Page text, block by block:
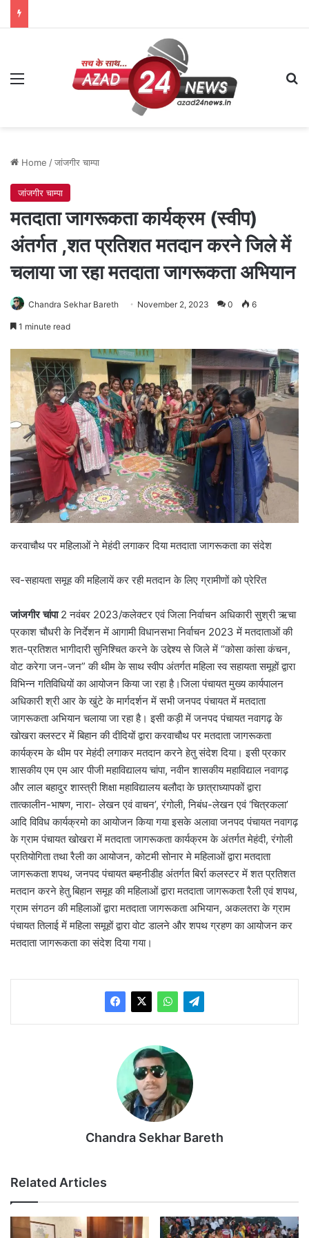
Menu
Home /जांजगीर चाम्पा
जांजगीर चाम्पा
मतदाता जागरूकता कार्यक्रम (स्वीप)
अंतर्गत ,शत प्रतिशत मतदान करने जिले में
चलाया जा रहा मतदाता जागरूकता अभियान
Chandra Sekhar Bareth November 2, 2023 0 6
1 minute read
करवाचौथ पर महिलाओं ने मेहंदी लगाकर दिया मतदाता जागरूकता का संदेश
स्व-सहायता समूह की महिलायें कर रही मतदान के लिए ग्रामीणों को प्रेरित
जांजगीर चांपा2 नवंबर 2023/कलेक्टर एवं जिला निर्वाचन अधिकारी सुश्री ऋचा
प्रकाश चौधरी के निर्देशन में आगामी विधानसभा निर्वाचन 2023 में मतदाताओं की
शत-प्रतिशत भागीदारी सुनिश्चित करने के उद्देश्य से जिले में “कोसा कांसा कंचन,
वोट करेगा जन-जन” की थीम के साथ स्वीप अंतर्गत महिला स्व सहायता समूहों द्वारा
विभिन्न गतिविधियों का आयोजन किया जा रहा है।जिला पंचायत मुख्य कार्यपालन
अधिकारी श्री आर के खुंटे के मार्गदर्शन में सभी जनपद पंचायत में मतदाता
जागरूकता अभियान चलाया जा रहा है। इसी कड़ी में जनपद पंचायत नवागढ़ के
खोखरा क्लस्टर में बिहान की दीदियों द्वारा करवाचौथ पर मतदाता जागरूकता
कार्यक्रम के थीम पर मेहंदी लगाकर मतदान करने हेतु संदेश दिया। इसी प्रकार
शासकीय एम एम आर पीजी महाविद्यालय चांपा, नवीन शासकीय महाविद्याल नवागढ़
और लाल बहादुर शास्त्री शिक्षा महाविद्यालय बलौदा के छात्राध्यापकों द्वारा
तात्कालीन-भाषण, नारा- लेखन एवं वाचन’, रंगोली, निबंध-लेखन एवं ‘चित्रकला’
आदि विविध कार्यक्रमो का आयोजन किया गया इसके अलावा जनपद पंचायत नवागढ़
के ग्राम पंचायत खोखरा में मतदाता जागरूकता कार्यक्रम के अंतर्गत मेहंदी, रंगोली
प्रतियोगिता तथा रैली का आयोजन, कोटमी सोनार मे महिलाओं द्वारा मतदाता
जागरूकता शपथ, जनपद पंचायत बम्हनीडीह अंतर्गत बिर्रा कलस्टर में शत प्रतिशत
मतदान करने हेतु बिहान समूह की महिलाओं द्वारा मतदाता जागरूकता रैली एवं शपथ,
ग्राम संगठन की महिलाओं द्वारा मतदाता जागरूकता अभियान, अकलतरा के ग्राम
पंचायत तिलाई में महिला समूहों द्वारा वोट डालने और शपथ ग्रहण का आयोजन कर
मतदाता जागरूकता का संदेश दिया गया।
Chandra Sekhar Bareth
Related Articles